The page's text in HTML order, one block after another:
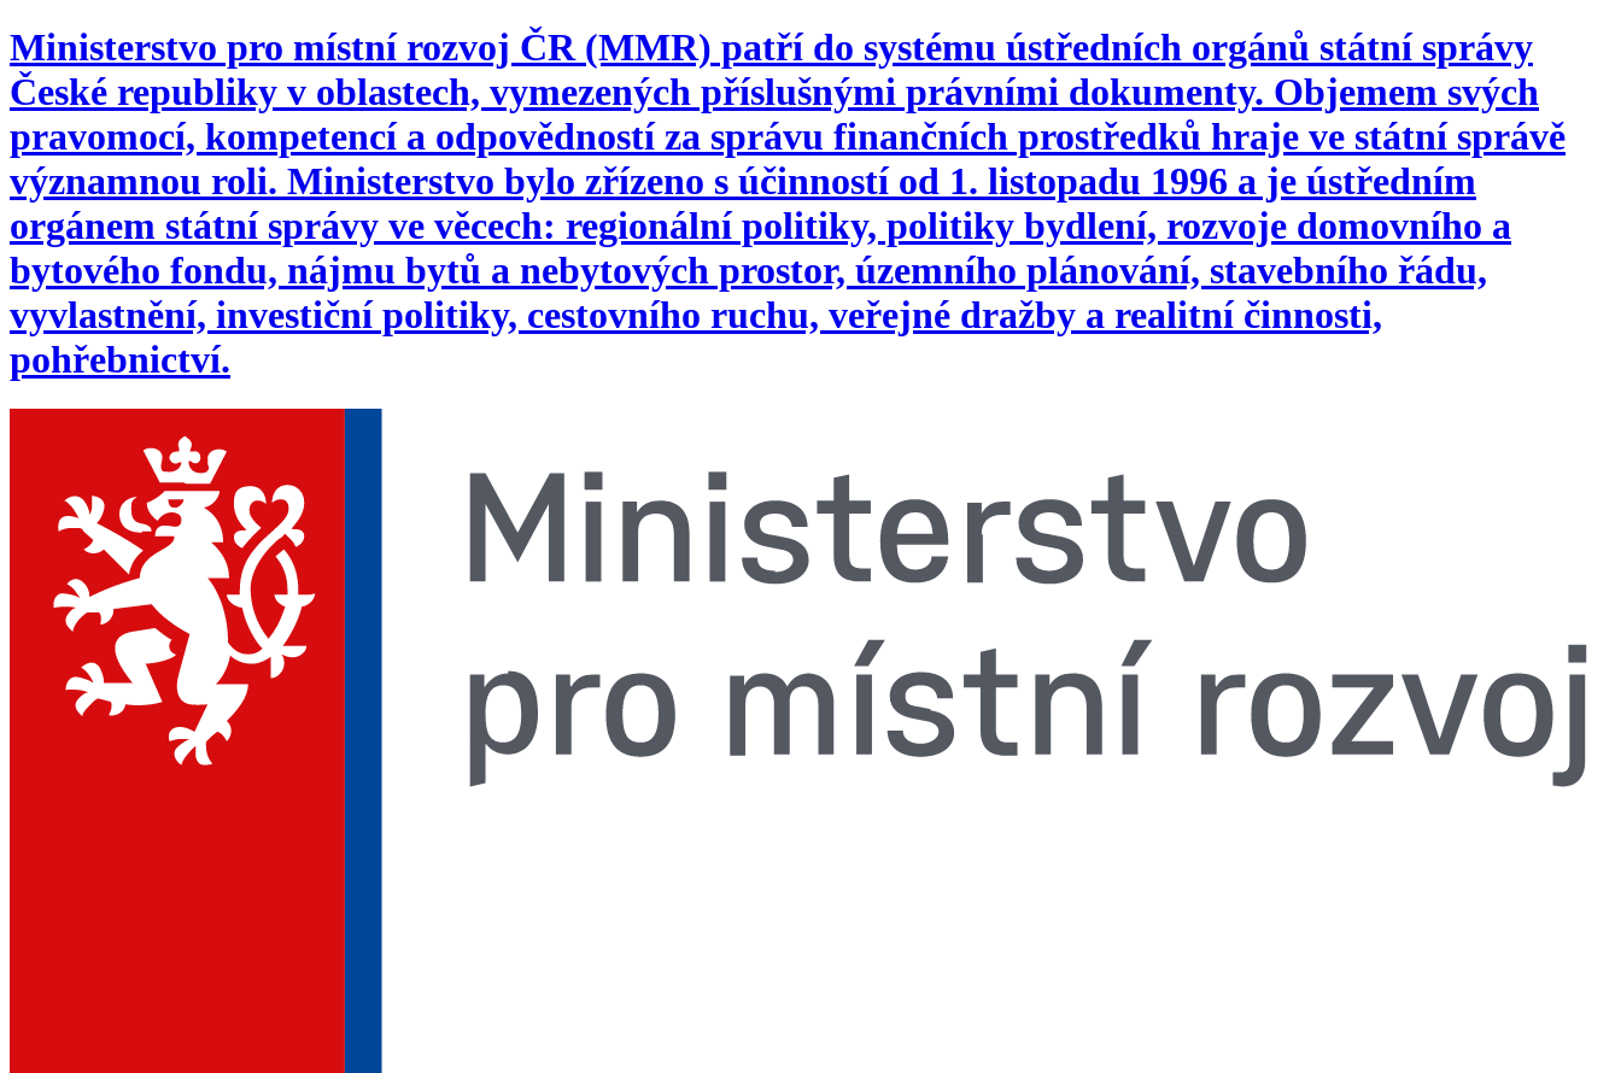
Ministerstvo pro místní rozvoj ČR (MMR) patří do systému ústředních orgánů státní správy
České republiky v oblastech, vymezených příslušnými právními dokumenty. Objemem svých
pravomocí, kompetencí a odpovědností za správu finančních prostředků hraje ve státní správě
významnou roli. Ministerstvo bylo zřízeno s účinností od 1. listopadu 1996 a je ústředním
orgánem státní správy ve věcech: regionální politiky, politiky bydlení, rozvoje domovního a
bytového fondu, nájmu bytů a nebytových prostor, územního plánování, stavebního řádu,
vyvlastnění, investiční politiky, cestovního ruchu, veřejné dražby a realitní činnosti,
pohřebnictví.